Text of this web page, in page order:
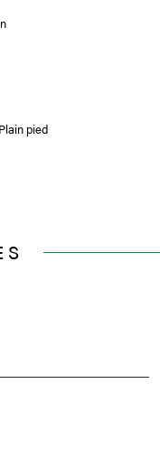
Plain pied